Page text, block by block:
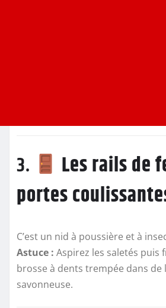
3.
Les rails de
portes
C’est un nid à poussière et à
Astuce : Aspirez les saletés puis
brosse à dents trempée dans de
savonneuse.